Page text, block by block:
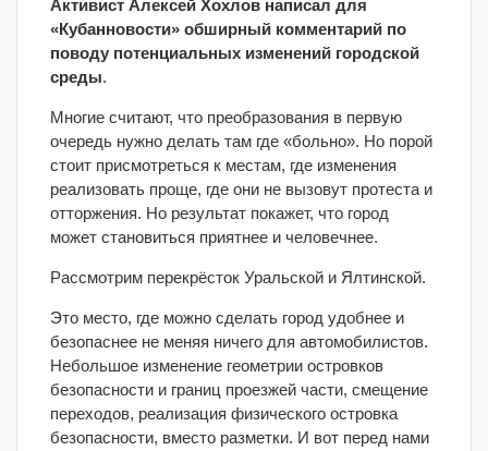
Активист Алексей Хохлов написал для
«Кубанновости» обширный комментарий по
поводу потенциальных изменений городской
среды.
Многие считают, что преобразования в первую
очередь нужно делать там где «больно». Но порой
стоит присмотреться к местам, где изменения
реализовать проще, где они не вызовут протеста и
отторжения. Но результат покажет, что город
может становиться приятнее и человечнее.
Рассмотрим перекрёсток Уральской и Ялтинской.
Это место, где можно сделать город удобнее и
безопаснее не меняя ничего для автомобилистов.
Небольшое изменение геометрии островков
безопасности и границ проезжей части, смещение
переходов, реализация физического островка
безопасности, вместо разметки. И вот перед нами